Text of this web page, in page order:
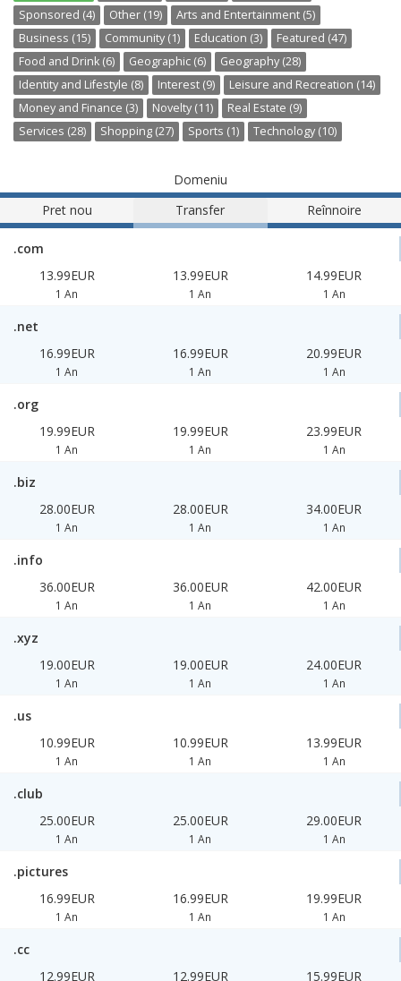
Sponsored (4)
Other (19)
Arts and Entertainment (5)
Business (15)
Community (1) Education (3)
Featured (47)
Food and Drink (6)
Geographic (6)
Geography (28)
Identity and Lifestyle (8)
Interest (9)
Leisure and Recreation (14)
Money and Finance (3)
Novelty (11)
Real Estate (9)
Services (28)
Shopping (27) Sports (1) Technology (10)
Domeniu
Pret nou
Transfer Reînnoire
.com
13.99EUR
1 An
13.99EUR
1 An
14.99EUR
1 An
.net
16.99EUR
1 An
16.99EUR
1 An
20.99EUR
1 An
.org
19.99EUR
1 An
19.99EUR
1 An
23.99EUR
1 An
.biz
28.00EUR
1 An
28.00EUR
1 An
34.00EUR
1 An
.info
36.00EUR
1 An
36.00EUR
1 An
42.00EUR
1 An
.xyz
19.00EUR
1 An
19.00EUR
1 An
24.00EUR
1 An
.us
10.99EUR
1 An
10.99EUR
1 An
13.99EUR
1 An
.club
25.00EUR
1 An
25.00EUR
1 An
29.00EUR
1 An
.pictures
16.99EUR
1 An
16.99EUR
1 An
19.99EUR
1 An
.cc
12.99EUR
12.99EUR 15.99EUR